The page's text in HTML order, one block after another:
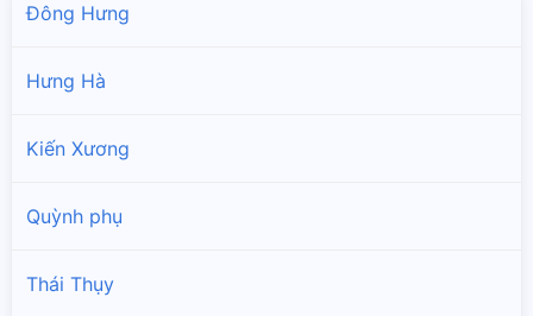
Đông Hưng
Hưng Hà
Kiến Xương
Quỳnh phụ
Thái Thụy